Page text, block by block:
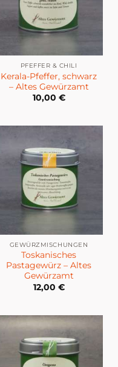
PFEFFER & CHILI
Kerala-Pfeffer, schwarz
– Altes Gewürzamt
10,00 €
GEWÜRZMISCHUNGEN
Toskanisches
Pastagewürz – Altes
Gewürzamt
12,00 €